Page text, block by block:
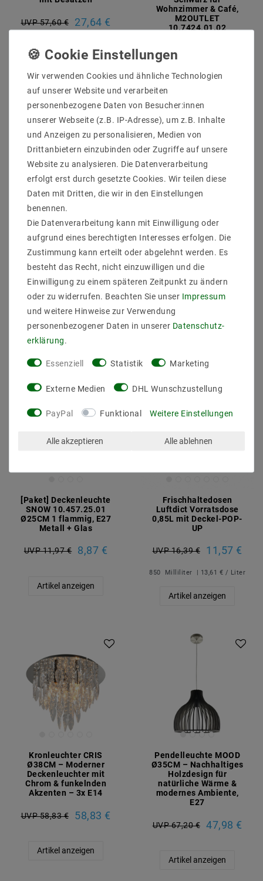
UVP 57,60 € 27,64 €
Artikel anzeigen
Wohnzimmer & Café,
M2OUTLET
10.7424.01.02
UVP 19,62 €
Stehleuchte SKOV
35079 – Natürliche
Bambus-Rattan-Lampe
Ø30CM, 2xE27, Skandi-
Design für Wohnzimmer
39,13 €
Artikel anzeigen
Baldachin 1-flammig
Lampen-Baldachin aus
Terrazzo Beton Ø 100
H:30 mm EC705
18,21 €
Artikel anzeigen
Artikelpaket
[Paket] Deckenleuchte
SNOW 10.457.25.01
Ø25CM 1 flammig, E27
Metall + Glas
UVP 11,97 € 8,87 €
Artikel anzeigen
Frischhaltedosen
Luftdict Vorratsdose
0,85L mit Deckel-POP-
UP
UVP 16,39 € 11,57 €
850 Milliliter | 13,61 € / Liter
Artikel anzeigen
Kronleuchter CRIS
Ø38CM – Moderner
Deckenleuchter mit
Chrom & funkelnden
Akzenten – 3x E14
UVP 58,83 € 58,83 €
Artikel anzeigen
Pendelleuchte MOOD
Ø35CM – Nachhaltiges
Holzdesign für
natürliche Wärme &
modernes Ambiente,
E27
UVP 67,20 € 47,98 €
Artikel anzeigen
Wir verwenden Cookies und ähnliche Technologien
auf unserer Website und verarbeiten
personenbezogene Daten von Besucher:innen
unserer Webseite (z.B. IP-Adresse), um z.B. Inhalte
und Anzeigen zu personalisieren, Medien von
Drittanbietern einzubinden oder Zugriffe auf unsere
Website zu analysieren. Die Datenverarbeitung
erfolgt erst durch gesetzte Cookies. Wir teilen diese
Daten mit Dritten, die wir in den Einstellungen
benennen.
Die Datenverarbeitung kann mit Einwilligung oder
aufgrund eines berechtigten Interesses erfolgen. Die
Zustimmung kann erteilt oder abgelehnt werden. Es
besteht das Recht, nicht einzuwilligen und die
Einwilligung zu einem späteren Zeitpunkt zu ändern
oder zu widerrufen. Beachten Sie unser Impressum
und weitere Hinweise zur Verwendung
personenbezogener Daten in unserer Daten­schutz­
erklärung.
Essenziell Statistik Marketing
Externe Medien DHL Wunschzustellung
PayPal Funktional Weitere Einstellungen
Alle akzeptieren Alle ablehnen